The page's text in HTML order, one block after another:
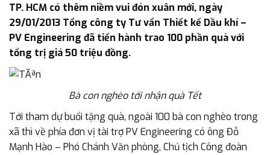
TP. HCM có thêm niềm vui đón xuân mới, ngày
29/01/2013 Tổng công ty Tư vấn Thiết kế Dầu khí –
PV Engineering đã tiến hành trao 100 phần quà với
tổng trị giá 50 triệu đồng.
Bà con nghèo tới nhận quà Tết
Tới tham dự buổi tặng quà, ngoài 100 bà con nghèo trong
xã thì về phía đơn vị tài trợ PV Engineering có ông Đỗ
Mạnh Hào – Phó Chánh Văn phòng, Chủ tịch Công đoàn